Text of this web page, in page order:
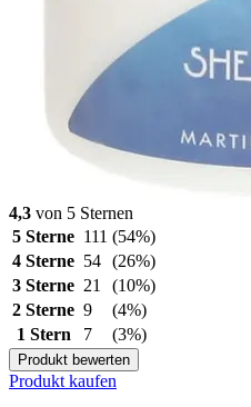
4,3 von 5 Sternen
5 Sterne 111 (54%)
4 Sterne 54 (26%)
3 Sterne 21
(10%)
2 Sterne 9
(4%)
1 Stern
7 (3%)
Produkt bewerten
Produkt kaufen